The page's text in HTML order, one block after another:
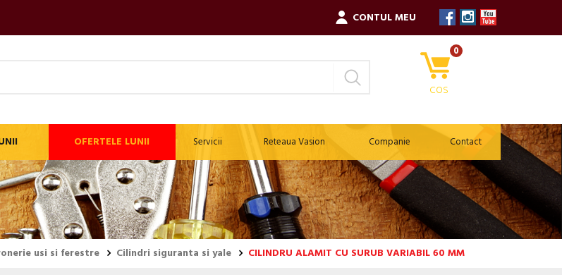
CONTUL MEU
0
COS
OFERTELE LUNII Servicii Reteaua Vasion Companie Contact
usi si ferestre Cilindri siguranta si yale CILINDRU ALAMIT CU SURUB VARIABIL 60 MM